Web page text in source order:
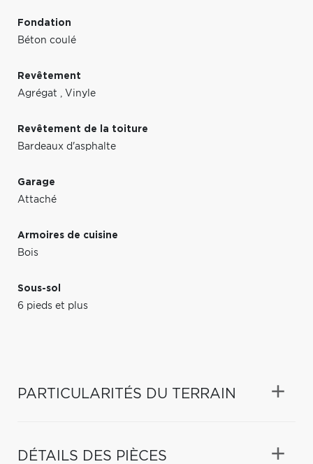
Fondation
Béton coulé
Revêtement
Agrégat , Vinyle
Revêtement de la toiture
Bardeaux d'asphalte
Garage
Attaché
Armoires de cuisine
Bois
Sous-sol
6 pieds et plus
PARTICULARITÉS DU TERRAIN
DÉTAILS DES PIÈCES